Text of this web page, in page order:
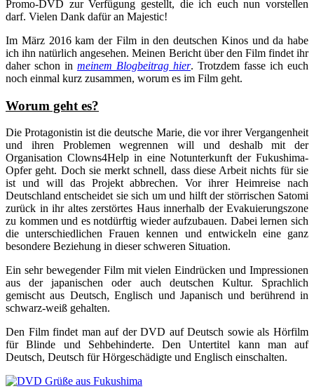
Promo-DVD zur Verfügung gestellt, die ich euch nun vorstellen
darf. Vielen Dank dafür an Majestic!
Im März 2016 kam der Film in den deutschen Kinos und da habe
ich ihn natürlich angesehen. Meinen Bericht über den Film findet ihr
daher schon in meinem Blogbeitrag hier. Trotzdem fasse ich euch
noch einmal kurz zusammen, worum es im Film geht.
Worum geht es?
Die Protagonistin ist die deutsche Marie, die vor ihrer Vergangenheit
und ihren Problemen wegrennen will und deshalb mit der
Organisation Clowns4Help in eine Notunterkunft der Fukushima-
Opfer geht. Doch sie merkt schnell, dass diese Arbeit nichts für sie
ist und will das Projekt abbrechen. Vor ihrer Heimreise nach
Deutschland entscheidet sie sich um und hilft der störrischen Satomi
zurück in ihr altes zerstörtes Haus innerhalb der Evakuierungszone
zu kommen und es notdürftig wieder aufzubauen. Dabei lernen sich
die unterschiedlichen Frauen kennen und entwickeln eine ganz
besondere Beziehung in dieser schweren Situation.
Ein sehr bewegender Film mit vielen Eindrücken und Impressionen
aus der japanischen oder auch deutschen Kultur. Sprachlich
gemischt aus Deutsch, Englisch und Japanisch und berührend in
schwarz-weiß gehalten.
Den Film findet man auf der DVD auf Deutsch sowie als Hörfilm
für Blinde und Sehbehinderte. Den Untertitel kann man auf
Deutsch, Deutsch für Hörgeschädigte und Englisch einschalten.